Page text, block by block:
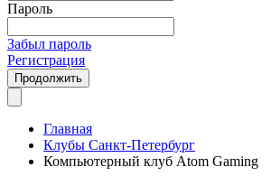
Пароль
Забыл пароль
Регистрация
Продолжить
Главная
Клубы Санкт-Петербург
Компьютерный клуб Atom Gaming